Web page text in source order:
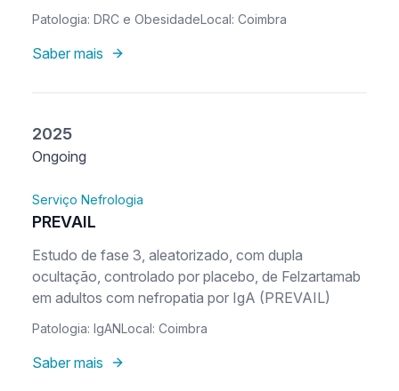
nos outcomes renais e na mortalidade
cardiovascular em participantes com doença renal
crónica e excesso de peso ou obesidade
Patologia: DRC e ObesidadeLocal: Coimbra
Saber mais
2025
Ongoing
Serviço Nefrologia
PREVAIL
Estudo de fase 3, aleatorizado, com dupla
ocultação, controlado por placebo, de Felzartamab
em adultos com nefropatia por IgA (PREVAIL)
Patologia: IgANLocal: Coimbra
Saber mais